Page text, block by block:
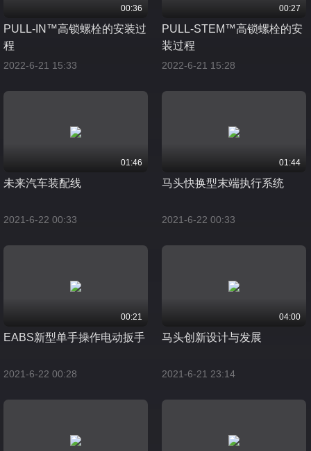
00:36
PULL-IN™高锁螺栓的安装过
程
2022-6-21 15:33
00:27
PULL-STEM™高锁螺栓的安
装过程
2022-6-21 15:28
01:46
未来汽车装配线
2021-6-22 00:33
01:44
马头快换型末端执行系统
2021-6-22 00:33
00:21
EABS新型单手操作电动扳手
2021-6-22 00:28
04:00
马头创新设计与发展
2021-6-21 23:14